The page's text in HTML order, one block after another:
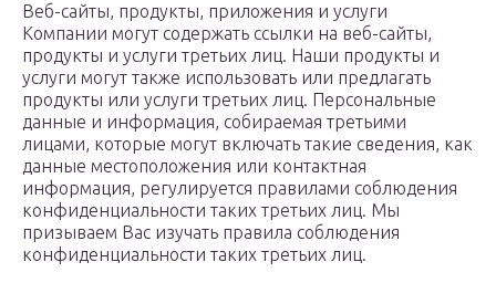
Веб-сайты, продукты, приложения и услуги
Компании могут содержать ссылки на веб-сайты,
продукты и услуги третьих лиц. Наши продукты и
услуги могут также использовать или предлагать
продукты или услуги третьих лиц. Персональные
данные и информация, собираемая третьими
лицами, которые могут включать такие сведения, как
данные местоположения или контактная
информация, регулируется правилами соблюдения
конфиденциальности таких третьих лиц. Мы
призываем Вас изучать правила соблюдения
конфиденциальности таких третьих лиц.